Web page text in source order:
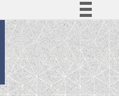
Simplifique!
Comunica BR
Participe
Acesso à informação